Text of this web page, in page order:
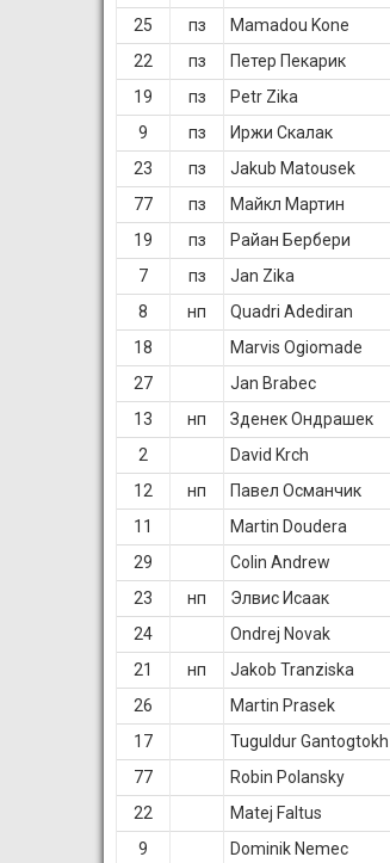
25
пз Mamadou Kone
22
пз Петер Пекарик
19
пз Petr Zika
9
пз Иржи Скалак
23
пз Jakub Matousek
77
пз Майкл Мартин
19
пз Райан Бербери
7
пз Jan Zika
8
нп Quadri Adediran
18
Marvis Ogiomade
27
Jan Brabec
13
нп Зденек Ондрашек
2
David Krch
12
нп Павел Османчик
11
Martin Doudera
29
Colin Andrew
23
нп Элвис Исаак
24
Ondrej Novak
21
нп Jakob Tranziska
26
Martin Prasek
17
Tuguldur Gantogtokh
77
Robin Polansky
22
Matej Faltus
9
Dominik Nemec